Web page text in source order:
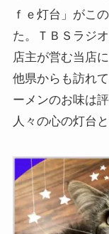
ｆｅ灯台」がこ
た。ＴＢＳラジ
店主が営む当店
他県からも訪れ
ーメンのお味は
人々の心の灯台